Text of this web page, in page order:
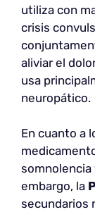
utiliza con
crisis
aliviar el
usa
neuropático.
En cuanto a
somnolencia
embargo, la
secundarios